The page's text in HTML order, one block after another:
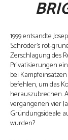
1999 entsandte
Schröder’s rot-
Zerschlagung des
Privatisierungen
bei
befehlen, um das
herauszubrechen.
vergangenen vier
Gründungsideale
wurden?